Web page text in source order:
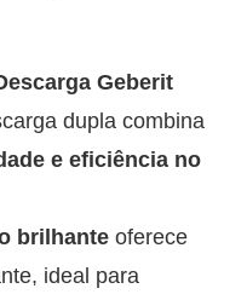
Geberit
dupla combina
e eficiência no
brilhante oferece
ideal para